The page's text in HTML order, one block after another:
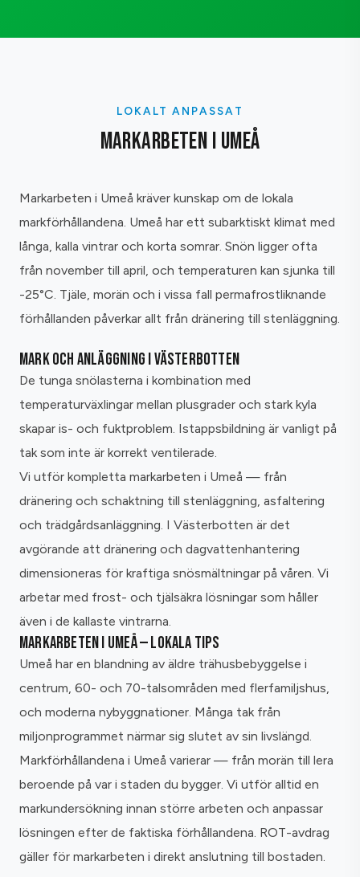
LOKALT ANPASSAT
MARKARBETEN I UMEÅ
Markarbeten i Umeå kräver kunskap om de lokala
markförhållandena. Umeå har ett subarktiskt klimat med
långa, kalla vintrar och korta somrar. Snön ligger ofta
från november till april, och temperaturen kan sjunka till
-25°C. Tjäle, morän och i vissa fall permafrostliknande
förhållanden påverkar allt från dränering till stenläggning.
MARK OCH ANLÄGGNING I VÄSTERBOTTEN
De tunga snölasterna i kombination med
temperaturväxlingar mellan plusgrader och stark kyla
skapar is- och fuktproblem. Istappsbildning är vanligt på
tak som inte är korrekt ventilerade.
Vi utför kompletta markarbeten i Umeå — från
dränering och schaktning till stenläggning, asfaltering
och trädgårdsanläggning. I Västerbotten är det
avgörande att dränering och dagvattenhantering
dimensioneras för kraftiga snösmältningar på våren. Vi
arbetar med frost- och tjälsäkra lösningar som håller
även i de kallaste vintrarna.
MARKARBETEN I UMEÅ — LOKALA TIPS
Umeå har en blandning av äldre trähusbebyggelse i
centrum, 60- och 70-talsområden med flerfamiljshus,
och moderna nybyggnationer. Många tak från
miljonprogrammet närmar sig slutet av sin livslängd.
Markförhållandena i Umeå varierar — från morän till lera
beroende på var i staden du bygger. Vi utför alltid en
markundersökning innan större arbeten och anpassar
lösningen efter de faktiska förhållandena. ROT-avdrag
gäller för markarbeten i direkt anslutning till bostaden.